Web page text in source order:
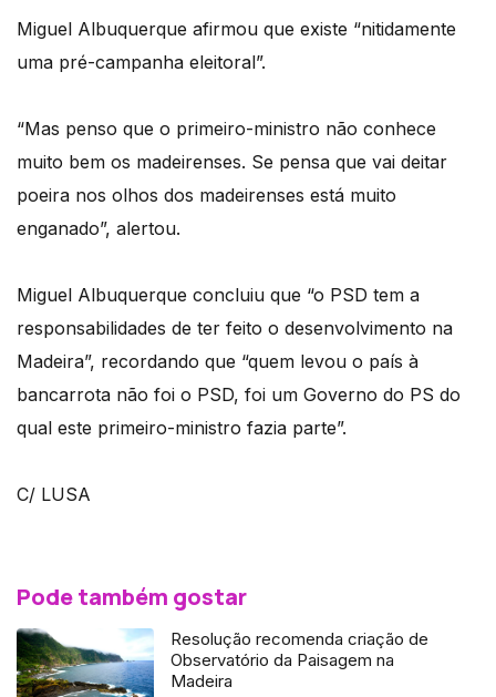
Miguel Albuquerque afirmou que existe “nitidamente
uma pré-campanha eleitoral”.
“Mas penso que o primeiro-ministro não conhece
muito bem os madeirenses. Se pensa que vai deitar
poeira nos olhos dos madeirenses está muito
enganado”, alertou.
Miguel Albuquerque concluiu que “o PSD tem a
responsabilidades de ter feito o desenvolvimento na
Madeira”, recordando que “quem levou o país à
bancarrota não foi o PSD, foi um Governo do PS do
qual este primeiro-ministro fazia parte”.
C/ LUSA
Pode também gostar
Resolução recomenda criação de
Observatório da Paisagem na
Madeira